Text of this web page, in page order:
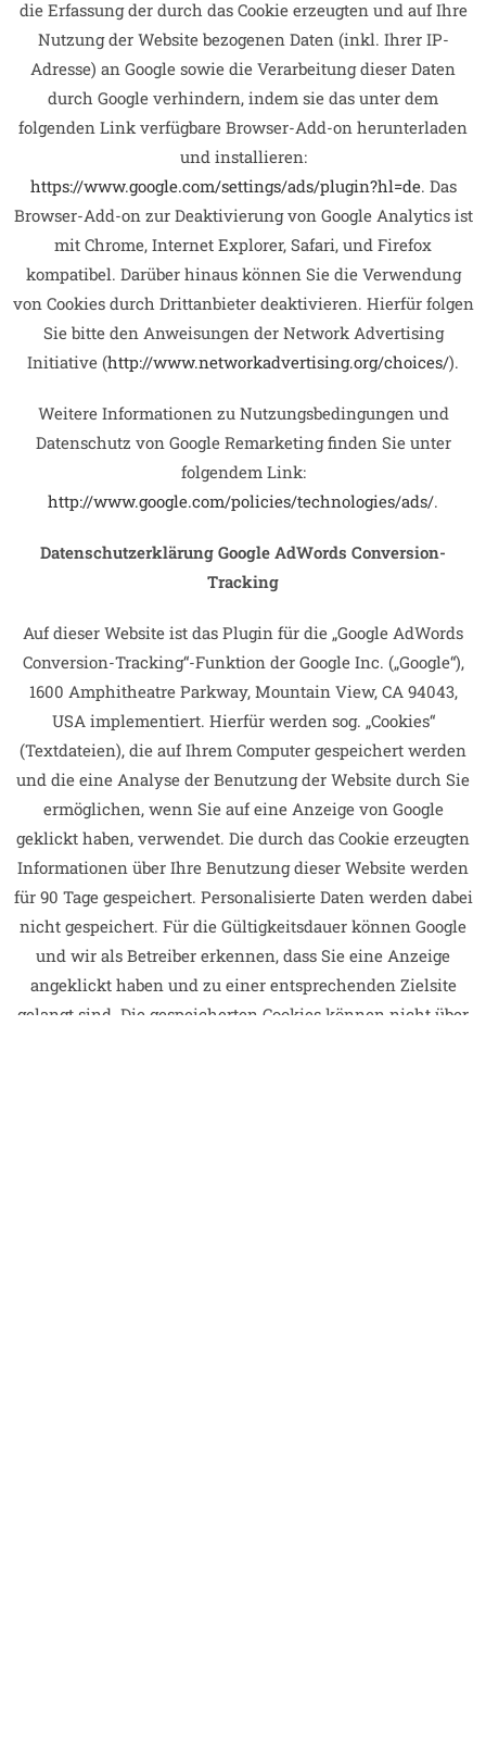
die Erfassung der durch das Cookie erzeugten und auf Ihre
Nutzung der Website bezogenen Daten (inkl. Ihrer IP-
Adresse) an Google sowie die Verarbeitung dieser Daten
durch Google verhindern, indem sie das unter dem
folgenden Link verfügbare Browser-Add-on herunterladen
und installieren:
https://www.google.com/settings/ads/plugin?hl=de. Das
Browser-Add-on zur Deaktivierung von Google Analytics ist
mit Chrome, Internet Explorer, Safari, und Firefox
kompatibel. Darüber hinaus können Sie die Verwendung
von Cookies durch Drittanbieter deaktivieren. Hierfür folgen
Sie bitte den Anweisungen der Network Advertising
Initiative (http://www.networkadvertising.org/choices/).
Weitere Informationen zu Nutzungsbedingungen und
Datenschutz von Google Remarketing finden Sie unter
folgendem Link:
http://www.google.com/policies/technologies/ads/.
Datenschutzerklärung Google AdWords Conversion-
Tracking
Auf dieser Website ist das Plugin für die „Google AdWords
Conversion-Tracking“-Funktion der Google Inc. („Google“),
1600 Amphitheatre Parkway, Mountain View, CA 94043,
USA implementiert. Hierfür werden sog. „Cookies“
(Textdateien), die auf Ihrem Computer gespeichert werden
und die eine Analyse der Benutzung der Website durch Sie
ermöglichen, wenn Sie auf eine Anzeige von Google
geklickt haben, verwendet. Die durch das Cookie erzeugten
Informationen über Ihre Benutzung dieser Website werden
für 90 Tage gespeichert. Personalisierte Daten werden dabei
nicht gespeichert. Für die Gültigkeitsdauer können Google
und wir als Betreiber erkennen, dass Sie eine Anzeige
angeklickt haben und zu einer entsprechenden Zielsite
gelangt sind. Die gespeicherten Cookies können nicht über